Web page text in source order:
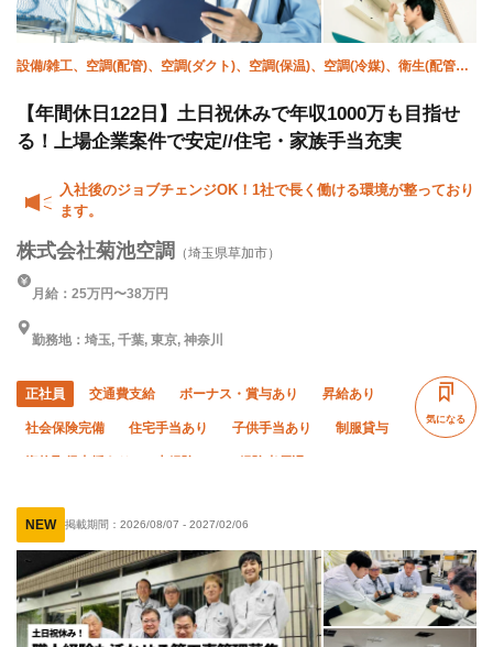
設備/雑工、空調(配管)、空調(ダクト)、空調(保温)、空調(冷媒)、衛生(配管
【年間休日122日】土日祝休みで年収1000万も目指せ
る！上場企業案件で安定//住宅・家族手当充実
入社後のジョブチェンジOK！1社で長く働ける環境が整っており
ます。
株式会社菊池空調 （埼玉県草加市）
月給：25万円〜38万円
勤務地：埼玉, 千葉, 東京, 神奈川
正社員 交通費支給 ボーナス・賞与あり 昇給あり
社会保険完備 住宅手当あり 子供手当あり 制服貸与
完全週休二日制 土日休み 車・バイク通勤OK
転勤なし
気になる
NEW 掲載期間： 2026/08/07 - 2027/02/06